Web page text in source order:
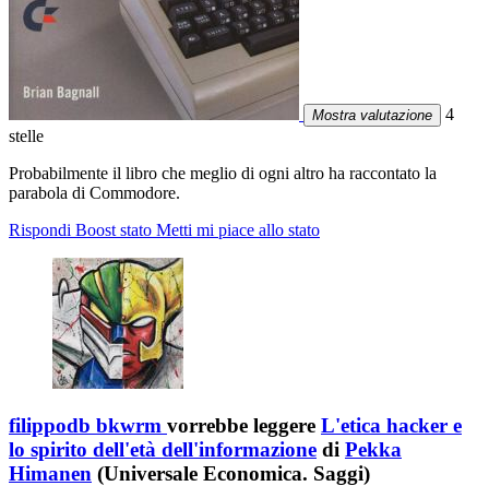
Mostra valutazione
4
stelle
Probabilmente il libro che meglio di ogni altro ha raccontato la
parabola di Commodore.
Rispondi Boost stato Metti mi piace allo stato
filippodb bkwrm vorrebbe leggere L'etica hacker e
lo spirito dell'età dell'informazione di Pekka
Himanen (Universale Economica. Saggi)